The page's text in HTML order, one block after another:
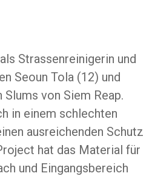
Strassenreinigerin und
Seoun Tola (12) und
Slums von Siem Reap.
in einem schlechten
ausreichenden Schutz
hat das Material für
und Eingangsbereich